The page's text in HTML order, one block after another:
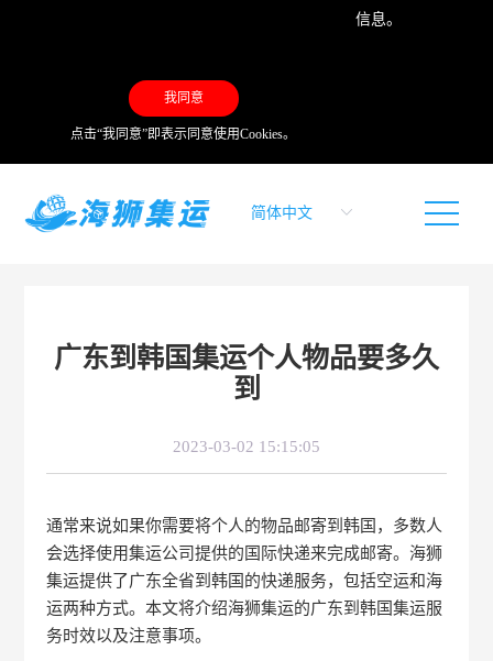
信息。
我同意
点击“我同意”即表示同意使用Cookies。
广东到韩国集运个人物品要多久
到
2023-03-02 15:15:05
通常来说如果你需要将个人的物品邮寄到韩国，多数人
会选择使用集运公司提供的国际快递来完成邮寄。海狮
集运提供了广东全省到韩国的快递服务，包括空运和海
运两种方式。本文将介绍海狮集运的广东到韩国集运服
务时效以及注意事项。